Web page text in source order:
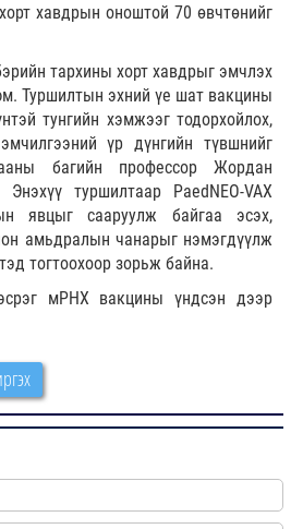
хавдрын оноштой 70 өвчтөнийг
тархины хорт хавдрыг эмчлэх
Туршилтын эхний үе шат вакцины
тунгийн хэмжээг тодорхойлох,
үр дүнгийн түвшнийг
багийн профессор Жордан
туршилтаар PaedNEO-VAX
явцыг сааруулж байгаа эсэх,
амьдралын чанарыг нэмэгдүүлж
тогтоохоор зорьж байна.
мРНХ вакцины үндсэн дээр